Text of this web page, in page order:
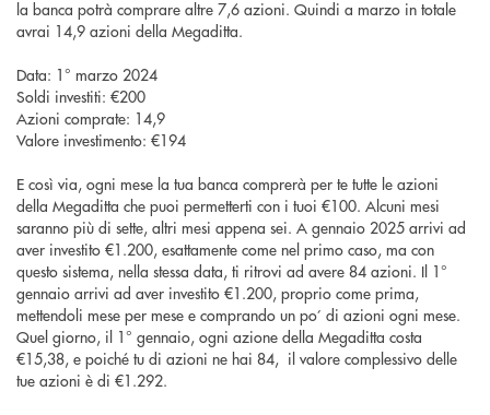
la banca potrà comprare altre 7,6 azioni. Quindi a marzo in totale
avrai 14,9 azioni della Megaditta.
Data: 1° marzo 2024
Soldi investiti: €200
Azioni comprate: 14,9
Valore investimento: €194
E così via, ogni mese la tua banca comprerà per te tutte le azioni
della Megaditta che puoi permetterti con i tuoi €100. Alcuni mesi
saranno più di sette, altri mesi appena sei. A gennaio 2025 arrivi ad
aver investito €1.200, esattamente come nel primo caso, ma con
questo sistema, nella stessa data, ti ritrovi ad avere 84 azioni. Il 1°
gennaio arrivi ad aver investito €1.200, proprio come prima,
mettendoli mese per mese e comprando un po’ di azioni ogni mese.
Quel giorno, il 1° gennaio, ogni azione della Megaditta costa
€15,38, e poiché tu di azioni ne hai 84, il valore complessivo delle
tue azioni è di €1.292.